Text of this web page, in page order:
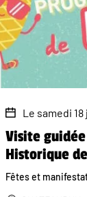
Le samedi
Visite
Historique
Fêtes et